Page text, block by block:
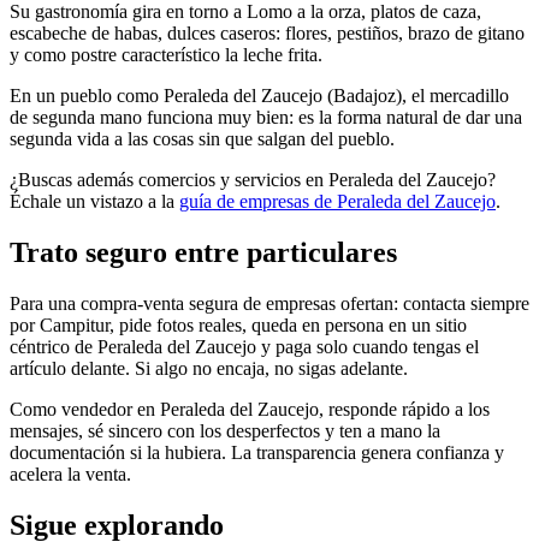
Su gastronomía gira en torno a Lomo a la orza, platos de caza,
escabeche de habas, dulces caseros: flores, pestiños, brazo de gitano
y como postre característico la leche frita.
En un pueblo como Peraleda del Zaucejo (Badajoz), el mercadillo
de segunda mano funciona muy bien: es la forma natural de dar una
segunda vida a las cosas sin que salgan del pueblo.
¿Buscas además comercios y servicios en Peraleda del Zaucejo?
Échale un vistazo a la guía de empresas de Peraleda del Zaucejo.
Trato seguro entre particulares
Para una compra-venta segura de empresas ofertan: contacta siempre
por Campitur, pide fotos reales, queda en persona en un sitio
céntrico de Peraleda del Zaucejo y paga solo cuando tengas el
artículo delante. Si algo no encaja, no sigas adelante.
Como vendedor en Peraleda del Zaucejo, responde rápido a los
mensajes, sé sincero con los desperfectos y ten a mano la
documentación si la hubiera. La transparencia genera confianza y
acelera la venta.
Sigue explorando